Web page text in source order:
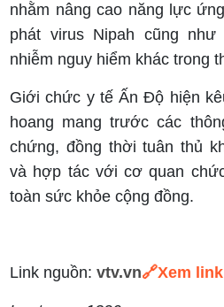
nhằm nâng cao năng lực
phát virus Nipah cũng như
nhiễm nguy hiểm khác trong
Giới chức y tế Ấn Độ hiện
hoang mang trước các
chứng, đồng thời tuân thủ
và hợp tác với cơ quan
toàn sức khỏe cộng đồng.
Link nguồn:vtv.vn🔗Xem